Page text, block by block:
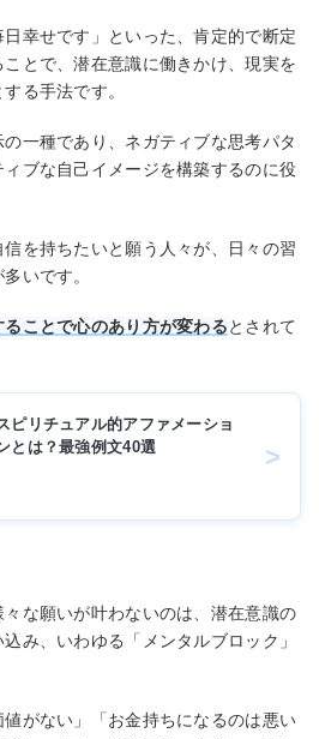
日幸せです」といった、肯定的で断定
とで、潜在意識に働きかけ、現実を
る手法です。
一種であり、ネガティブな思考パタ
ブな自己イメージを構築するのに役
を持ちたいと願う人々が、日々の習
いです。
ことで心のあり方が変わるとされて
ピリチュアル的アファメーショ
とは？最強例文40選
な願いが叶わないのは、潜在意識の
み、いわゆる「メンタルブロック」
がない」「お金持ちになるのは悪い